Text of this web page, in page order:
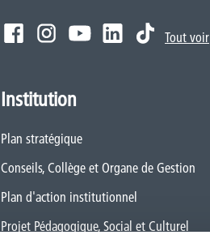
Tout voir
Institution
Plan stratégique
Conseils, Collège et Organe de Gestion
Plan d'action institutionnel
Projet Pédagogique, Social et Culturel